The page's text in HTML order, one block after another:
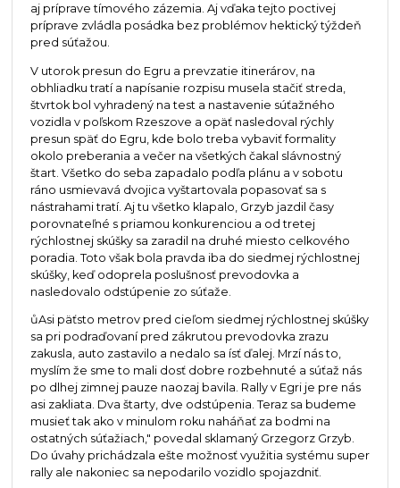
aj príprave tímového zázemia. Aj vďaka tejto poctivej
príprave zvládla posádka bez problémov hektický týždeň
pred súťažou.
V utorok presun do Egru a prevzatie itinerárov, na
obhliadku tratí a napísanie rozpisu musela stačiť streda,
štvrtok bol vyhradený na test a nastavenie súťažného
vozidla v poľskom Rzeszove a opäť nasledoval rýchly
presun späť do Egru, kde bolo treba vybaviť formality
okolo preberania a večer na všetkých čakal slávnostný
štart. Všetko do seba zapadalo podľa plánu a v sobotu
ráno usmievavá dvojica vyštartovala popasovať sa s
nástrahami tratí. Aj tu všetko klapalo, Grzyb jazdil časy
porovnateľné s priamou konkurenciou a od tretej
rýchlostnej skúšky sa zaradil na druhé miesto celkového
poradia. Toto však bola pravda iba do siedmej rýchlostnej
skúšky, keď odoprela poslušnosť prevodovka a
nasledovalo odstúpenie zo súťaže.
ůAsi päťsto metrov pred cieľom siedmej rýchlostnej skúšky
sa pri podraďovaní pred zákrutou prevodovka zrazu
zakusla, auto zastavilo a nedalo sa ísť ďalej. Mrzí nás to,
myslím že sme to mali dosť dobre rozbehnuté a súťaž nás
po dlhej zimnej pauze naozaj bavila. Rally v Egri je pre nás
asi zakliata. Dva štarty, dve odstúpenia. Teraz sa budeme
musieť tak ako v minulom roku naháňať za bodmi na
ostatných súťažiach," povedal sklamaný Grzegorz Grzyb.
Do úvahy prichádzala ešte možnosť využitia systému super
rally ale nakoniec sa nepodarilo vozidlo spojazdniť.